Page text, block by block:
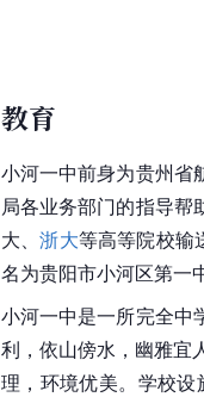
教育
小河一中前身为贵州省
局各业务部门的指导帮
大、浙大等高等院校输
名为贵阳市小河区第一
小河一中是一所完全中
利，依山傍水，幽雅宜
理，环境优美。学校